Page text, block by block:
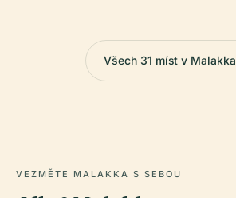
Všech 31 míst v Malakka
VEZMĚTE MALAKKA S SEBOU